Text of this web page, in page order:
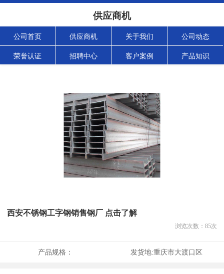
供应商机
公司首页 供应商机 关于我们 公司动态
荣誉认证 招聘中心 客户案例 产品知识
西安不锈钢工字钢销售钢厂 点击了解
浏览次数： 85次
产品规格： 发货地:重庆市大渡口区